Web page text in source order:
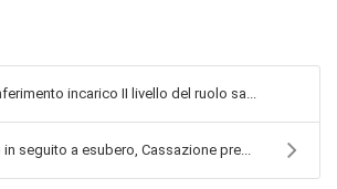
incarico II livello del ruolo sa...
seguito a esubero, Cassazione pre...